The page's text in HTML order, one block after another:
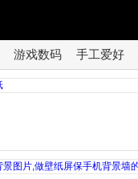
游戏数码 手工爱好